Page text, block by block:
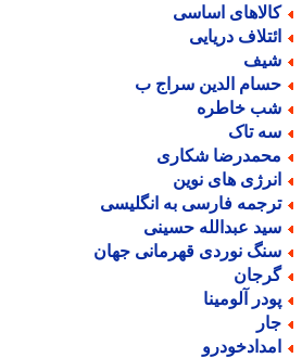
اساسی
دریایی
الدین سراج ب
خاطره
تاک
شکاری
های نوین
فارسی به انگلیسی
عبدالله حسینی
نوردی قهرمانی جهان
آلومینا